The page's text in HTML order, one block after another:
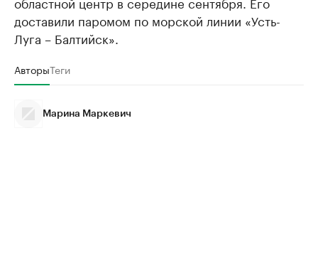
доставили паромом по морской линии «Усть-
Луга – Балтийск».
АвторыТеги
Марина Маркевич